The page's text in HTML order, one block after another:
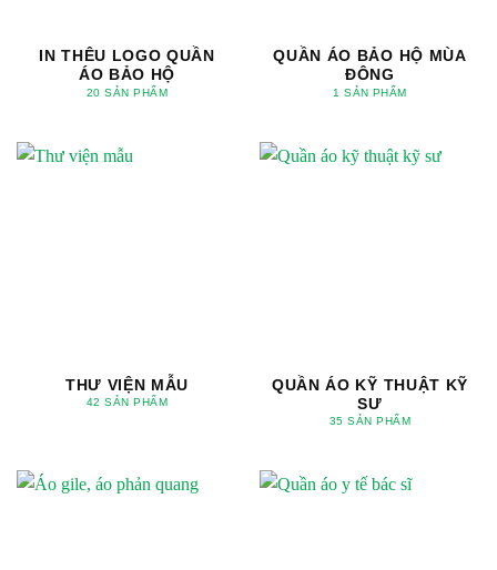
IN THÊU LOGO QUẦN
ÁO BẢO HỘ
20 SẢN PHẨM
QUẦN ÁO BẢO HỘ MÙA
ĐÔNG
1 SẢN PHẨM
THƯ VIỆN MẪU
42 SẢN PHẨM
QUẦN ÁO KỸ THUẬT KỸ
SƯ
35 SẢN PHẨM